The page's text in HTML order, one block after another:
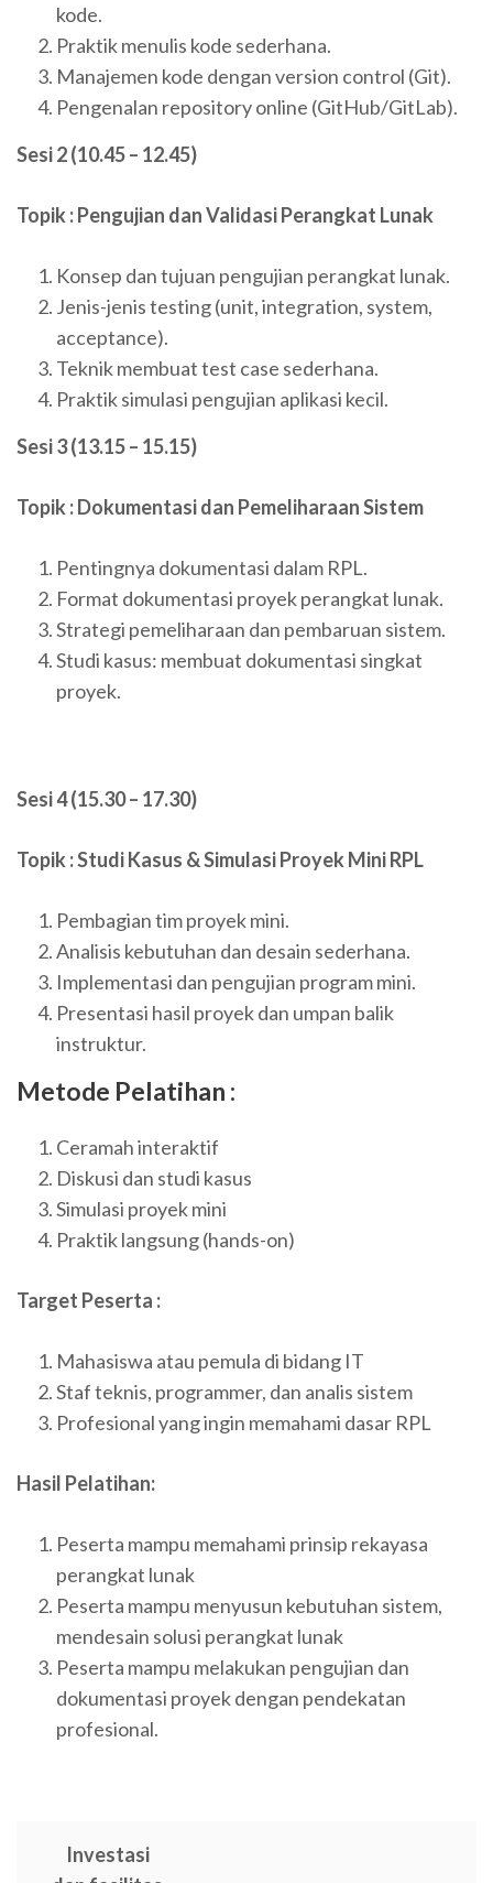
kode.
Praktik menulis kode sederhana.
Manajemen kode dengan version control (Git).
Pengenalan repository online (GitHub/GitLab).
Sesi 2 (10.45 – 12.45)
Topik : Pengujian dan Validasi Perangkat Lunak
Konsep dan tujuan pengujian perangkat lunak.
Jenis-jenis testing (unit, integration, system,
acceptance).
Teknik membuat test case sederhana.
Praktik simulasi pengujian aplikasi kecil.
Sesi 3 (13.15 – 15.15)
Topik : Dokumentasi dan Pemeliharaan Sistem
Pentingnya dokumentasi dalam RPL.
Format dokumentasi proyek perangkat lunak.
Strategi pemeliharaan dan pembaruan sistem.
Studi kasus: membuat dokumentasi singkat
proyek.
Sesi 4 (15.30 – 17.30)
Topik : Studi Kasus & Simulasi Proyek Mini RPL
Pembagian tim proyek mini.
Analisis kebutuhan dan desain sederhana.
Implementasi dan pengujian program mini.
Presentasi hasil proyek dan umpan balik
instruktur.
Metode Pelatihan :
Ceramah interaktif
Diskusi dan studi kasus
Simulasi proyek mini
Praktik langsung (hands-on)
Target Peserta :
Mahasiswa atau pemula di bidang IT
Staf teknis, programmer, dan analis sistem
Profesional yang ingin memahami dasar RPL
Hasil Pelatihan:
Peserta mampu memahami prinsip rekayasa
perangkat lunak
Peserta mampu menyusun kebutuhan sistem,
mendesain solusi perangkat lunak
Peserta mampu melakukan pengujian dan
dokumentasi proyek dengan pendekatan
profesional.
Investasi